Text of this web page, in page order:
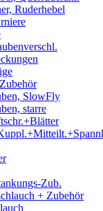
Ruderhebel
SlowFly
starre
Zub.
+ Zubehör